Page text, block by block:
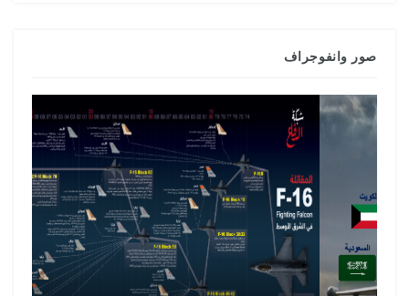
صور وانفوجراف